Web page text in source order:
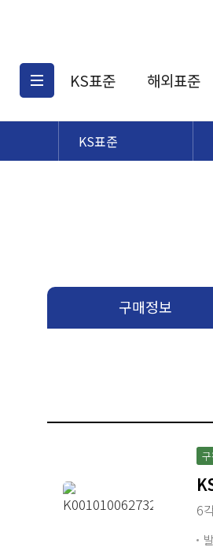
KS표준
KS표준검색
해외표준
해외표준검색
KS표준
구매정보
6